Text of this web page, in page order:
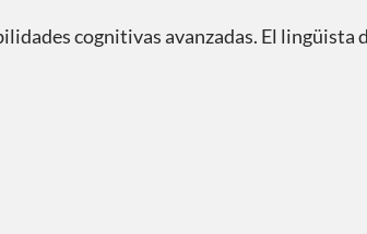
cognitivas avanzadas. El lingüista